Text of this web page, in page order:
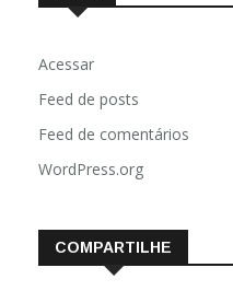
Acessar
Feed de posts
Feed de comentários
WordPress.org
COMPARTILHE